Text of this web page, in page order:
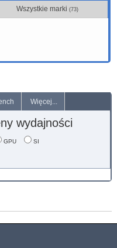
Wszystkie marki (73)
Więcej...
wydajności
GPU SI